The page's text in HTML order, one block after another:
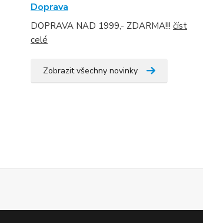
Doprava
DOPRAVA NAD 1999,- ZDARMA!!! číst
celé
Zobrazit všechny novinky